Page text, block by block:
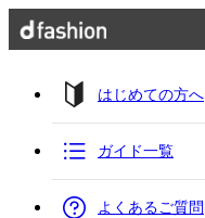
はじめての方へ
ガイド一覧
よくあるご質問